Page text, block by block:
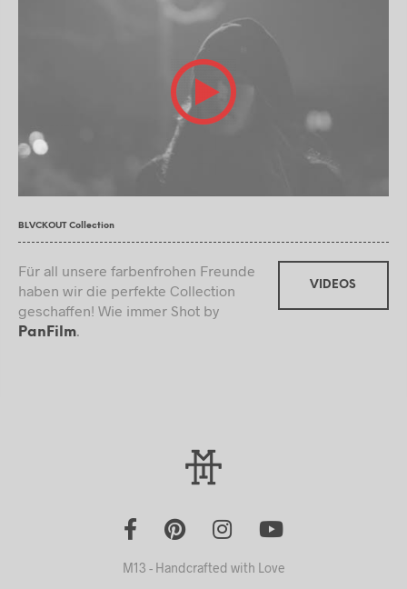
BLVCKOUT Collection
Für all unsere farbenfrohen Freunde
haben wir die perfekte Collection
geschaffen! Wie immer Shot by
PanFilm.
VIDEOS
M13 - Handcrafted with Love